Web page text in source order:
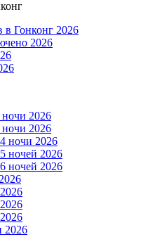
в Гонконг 2026
2026
2026
2026
ночи 2026
ночей 2026
ночей 2026
2026